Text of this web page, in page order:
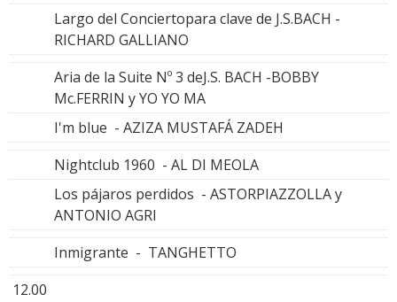
Largo del Conciertopara clave de J.S.BACH -
RICHARD GALLIANO
Aria de la Suite Nº 3 deJ.S. BACH -BOBBY
Mc.FERRIN y YO YO MA
I'm blue - AZIZA MUSTAFÁ ZADEH
Nightclub 1960 - AL DI MEOLA
Los pájaros perdidos - ASTORPIAZZOLLA y
ANTONIO AGRI
Inmigrante - TANGHETTO
12.00